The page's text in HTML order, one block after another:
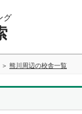
グ
熊川周辺の校舎一覧